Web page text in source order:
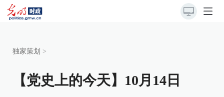
独家策划 >
【党史上的今天】10月14日